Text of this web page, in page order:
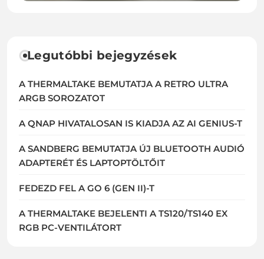
Legutóbbi bejegyzések
A THERMALTAKE BEMUTATJA A RETRO ULTRA
ARGB SOROZATOT
A QNAP HIVATALOSAN IS KIADJA AZ AI GENIUS-T
A SANDBERG BEMUTATJA ÚJ BLUETOOTH AUDIÓ
ADAPTERÉT ÉS LAPTOPTÖLTŐIT
FEDEZD FEL A GO 6 (GEN II)-T
A THERMALTAKE BEJELENTI A TS120/TS140 EX
RGB PC-VENTILÁTORT